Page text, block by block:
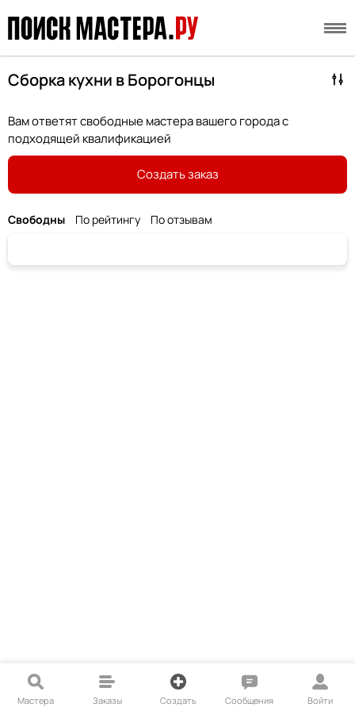
Сборка кухни в Борогонцы
Вам ответят свободные мастера вашего города с
подходящей квалификацией
Создать заказ
Свободны По рейтингу По отзывам
Мастера Заказы Создать Сообщения Войти